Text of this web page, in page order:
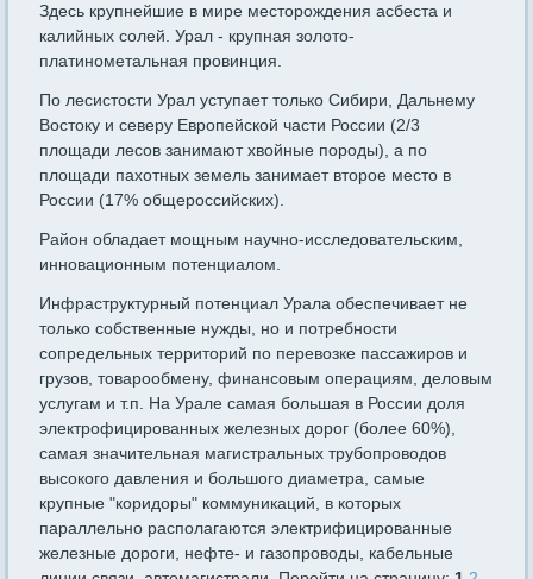
Здесь крупнейшие в мире месторождения асбеста и
калийных солей. Урал - крупная золото-
платинометальная провинция.
По лесистости Урал уступает только Сибири, Дальнему
Востоку и северу Европейской части России (2/3
площади лесов занимают хвойные породы), а по
площади пахотных земель занимает второе место в
России (17% общероссийских).
Район обладает мощным научно-исследовательским,
инновационным потенциалом.
Инфраструктурный потенциал Урала обеспечивает не
только собственные нужды, но и потребности
сопредельных территорий по перевозке пассажиров и
грузов, товарообмену, финансовым операциям, деловым
услугам и т.п. На Урале самая большая в России доля
электрофицированных железных дорог (более 60%),
самая значительная магистральных трубопроводов
высокого давления и большого диаметра, самые
крупные "коридоры" коммуникаций, в которых
параллельно располагаются электрифицированные
железные дороги, нефте- и газопроводы, кабельные